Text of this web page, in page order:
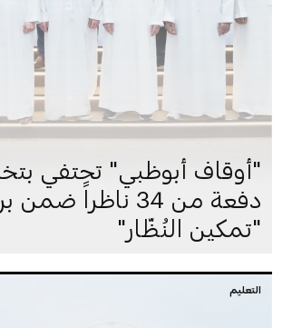
"أوقاف أبوظبي" تحتفي
دفعة من 34 ناظراً
"تمكين النُظّار"
التعليم